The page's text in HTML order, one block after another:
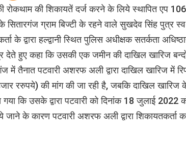
रोकथाम की शिकायतें दर्ज करने के लिये स्थापित एप
ग्राम बिज्टी के रहने वाले सुखदेव सिंह पुत्र
के द्वारा हल्द्वानी स्थित पुलिस अधीक्षक सतर्कता
हुए कहा कि उसकी एक जमीन की दाखिल खारिज
में तैनात पटवारी अशरफ अली द्वारा दाखिल खारिज में
ररुपये) की मांग की जा रही है, जबकि दाखिल खारिज
गया कि उसके द्वारा पटवारी को दिनांक 18 जुलाई
के कारण पटवारी अशरफ अली द्वारा शिकायतकर्ता